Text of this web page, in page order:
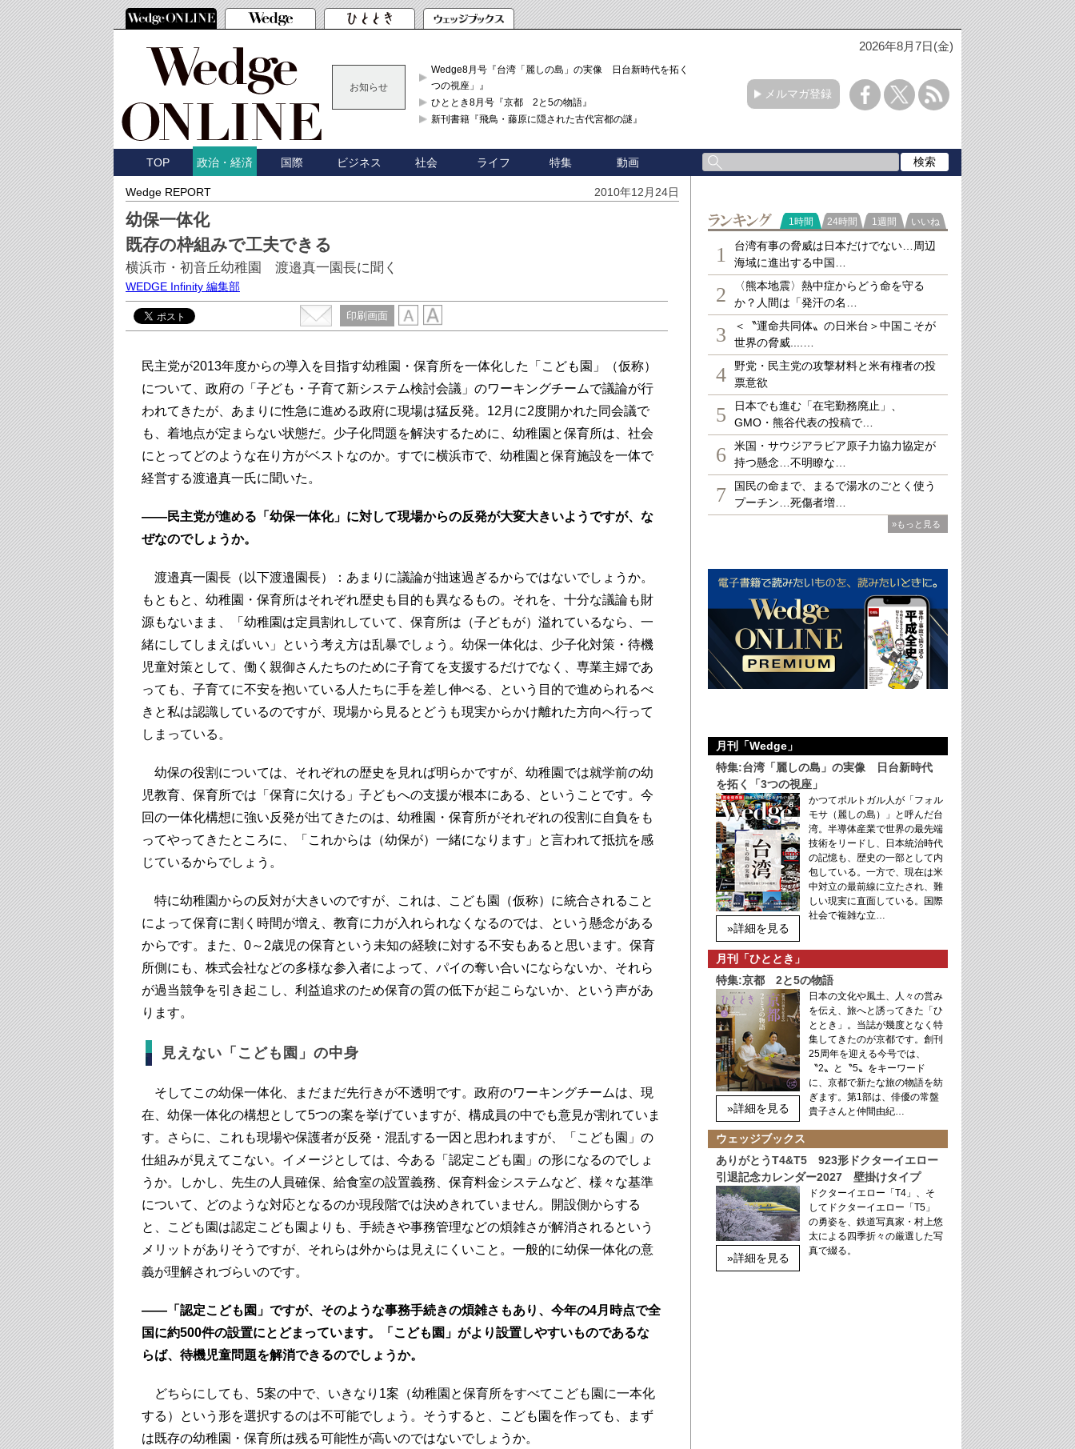
2026年8月7日(金)
お知らせ
Wedge8月号『台湾「麗しの島」の実像 日台新時代を拓く「3
つの視座」』
ひととき8月号『京都 2と5の物語』
新刊書籍『飛鳥・藤原に隠された古代宮都の謎』
メルマガ登録
TOP 政治・経済 国際 ビジネス 社会 ライフ 特集 動画
Wedge REPORT 2010年12月24日
幼保一体化
既存の枠組みで工夫できる
横浜市・初音丘幼稚園 渡邉真一園長に聞く
WEDGE Infinity 編集部
印刷画面
民主党が2013年度からの導入を目指す幼稚園・保育所を一体化した「こども園」（仮称）
について、政府の「子ども・子育て新システム検討会議」のワーキングチームで議論が行
われてきたが、あまりに性急に進める政府に現場は猛反発。12月に2度開かれた同会議で
も、着地点が定まらない状態だ。少子化問題を解決するために、幼稚園と保育所は、社会
にとってどのような在り方がベストなのか。すでに横浜市で、幼稚園と保育施設を一体で
経営する渡邉真一氏に聞いた。
――民主党が進める「幼保一体化」に対して現場からの反発が大変大きいようですが、な
ぜなのでしょうか。
渡邉真一園長（以下渡邉園長）：あまりに議論が拙速過ぎるからではないでしょうか。
もともと、幼稚園・保育所はそれぞれ歴史も目的も異なるもの。それを、十分な議論も財
源もないまま、「幼稚園は定員割れしていて、保育所は（子どもが）溢れているなら、一
緒にしてしまえばいい」という考え方は乱暴でしょう。幼保一体化は、少子化対策・待機
児童対策として、働く親御さんたちのために子育てを支援するだけでなく、専業主婦であ
っても、子育てに不安を抱いている人たちに手を差し伸べる、という目的で進められるべ
きと私は認識しているのですが、現場から見るとどうも現実からかけ離れた方向へ行って
しまっている。
幼保の役割については、それぞれの歴史を見れば明らかですが、幼稚園では就学前の幼
児教育、保育所では「保育に欠ける」子どもへの支援が根本にある、ということです。今
回の一体化構想に強い反発が出てきたのは、幼稚園・保育所がそれぞれの役割に自負をも
ってやってきたところに、「これからは（幼保が）一緒になります」と言われて抵抗を感
じているからでしょう。
特に幼稚園からの反対が大きいのですが、これは、こども園（仮称）に統合されること
によって保育に割く時間が増え、教育に力が入れられなくなるのでは、という懸念がある
からです。また、0～2歳児の保育という未知の経験に対する不安もあると思います。保育
所側にも、株式会社などの多様な参入者によって、パイの奪い合いにならないか、それら
が過当競争を引き起こし、利益追求のため保育の質の低下が起こらないか、という声があ
ります。
見えない「こども園」の中身
そしてこの幼保一体化、まだまだ先行きが不透明です。政府のワーキングチームは、現
在、幼保一体化の構想として5つの案を挙げていますが、構成員の中でも意見が割れていま
す。さらに、これも現場や保護者が反発・混乱する一因と思われますが、「こども園」の
仕組みが見えてこない。イメージとしては、今ある「認定こども園」の形になるのでしょ
うか。しかし、先生の人員確保、給食室の設置義務、保育料金システムなど、様々な基準
について、どのような対応となるのか現段階では決めきれていません。開設側からする
と、こども園は認定こども園よりも、手続きや事務管理などの煩雑さが解消されるという
メリットがありそうですが、それらは外からは見えにくいこと。一般的に幼保一体化の意
義が理解されづらいのです。
――「認定こども園」ですが、そのような事務手続きの煩雑さもあり、今年の4月時点で全
国に約500件の設置にとどまっています。「こども園」がより設置しやすいものであるな
らば、待機児童問題を解消できるのでしょうか。
どちらにしても、5案の中で、いきなり1案（幼稚園と保育所をすべてこども園に一本化
する）という形を選択するのは不可能でしょう。そうすると、こども園を作っても、まず
は既存の幼稚園・保育所は残る可能性が高いのではないでしょうか。
ランキング
1時間 24時間 1週間 いいね
1
台湾有事の脅威は日本だけでない…周辺
海域に進出する中国…
2
〈熊本地震〉熱中症からどう命を守る
か？人間は「発汗の名…
3
＜〝運命共同体〟の日米台＞中国こそが
世界の脅威....…
4
野党・民主党の攻撃材料と米有権者の投
票意欲
5
日本でも進む「在宅勤務廃止」、
GMO・熊谷代表の投稿で…
6
米国・サウジアラビア原子力協力協定が
持つ懸念…不明瞭な…
7
国民の命まで、まるで湯水のごとく使う
プーチン…死傷者増…
»もっと見る
月刊「Wedge」
特集:台湾「麗しの島」の実像 日台新時代
を拓く「3つの視座」
»詳細を見る
かつてポルトガル人が「フォル
モサ（麗しの島）」と呼んだ台
湾。半導体産業で世界の最先端
技術をリードし、日本統治時代
の記憶も、歴史の一部として内
包している。一方で、現在は米
中対立の最前線に立たされ、難
しい現実に直面している。国際
社会で複雑な立…
月刊「ひととき」
特集:京都 2と5の物語
»詳細を見る
日本の文化や風土、人々の営み
を伝え、旅へと誘ってきた「ひ
ととき」。当誌が幾度となく特
集してきたのが京都です。創刊
25周年を迎える今号では、
〝2〟と〝5〟をキーワード
に、京都で新たな旅の物語を紡
ぎます。第1部は、俳優の常盤
貴子さんと仲間由紀…
ウェッジブックス
ありがとうT4&T5 923形ドクターイエロー
引退記念カレンダー2027 壁掛けタイプ
»詳細を見る
ドクターイエロー「T4」、そ
してドクターイエロー「T5」
の勇姿を、鉄道写真家・村上悠
太による四季折々の厳選した写
真で綴る。